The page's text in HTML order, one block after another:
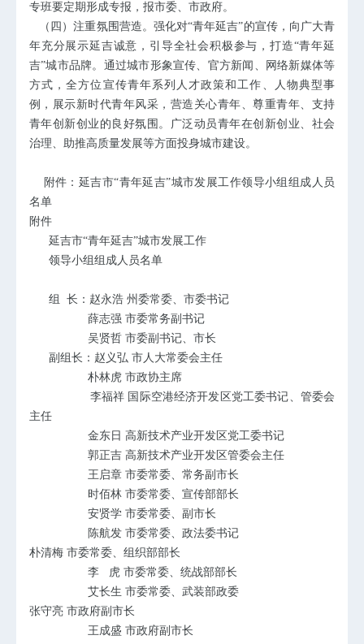
专班要定期形成专报，报市委、市政府。
（四）注重氛围营造。强化对“青年延吉”的宣传，向广大青
年充分展示延吉诚意，引导全社会积极参与，打造“青年延
吉”城市品牌。通过城市形象宣传、官方新闻、网络新媒体等
方式，全方位宣传青年系列人才政策和工作、人物典型事
例，展示新时代青年风采，营造关心青年、尊重青年、支持
青年创新创业的良好氛围。广泛动员青年在创新创业、社会
治理、助推高质量发展等方面投身城市建设。
附件：延吉市“青年延吉”城市发展工作领导小组组成人员
名单
附件
延吉市“青年延吉”城市发展工作
领导小组组成人员名单
组 长：赵永浩 州委常委、市委书记
薛志强 市委常务副书记
吴贤哲 市委副书记、市长
副组长：赵义弘 市人大常委会主任
朴林虎 市政协主席
李福祥 国际空港经济开发区党工委书记、管委会
主任
金东日 高新技术产业开发区党工委书记
郭正吉 高新技术产业开发区管委会主任
王启章 市委常委、常务副市长
时佰林 市委常委、宣传部部长
安贤学 市委常委、副市长
陈航发 市委常委、政法委书记
朴清梅 市委常委、组织部部长
李
虎 市委常委、统战部部长
艾长生 市委常委、武装部政委
张守亮 市政府副市长
王成盛 市政府副市长